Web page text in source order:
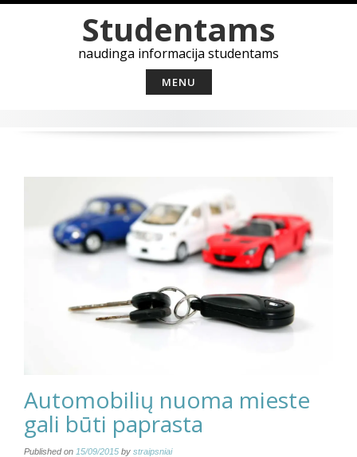
Studentams
naudinga informacija studentams
MENU
Automobilių nuoma mieste
gali būti paprasta
Published on 15/09/2015 by straipsniai